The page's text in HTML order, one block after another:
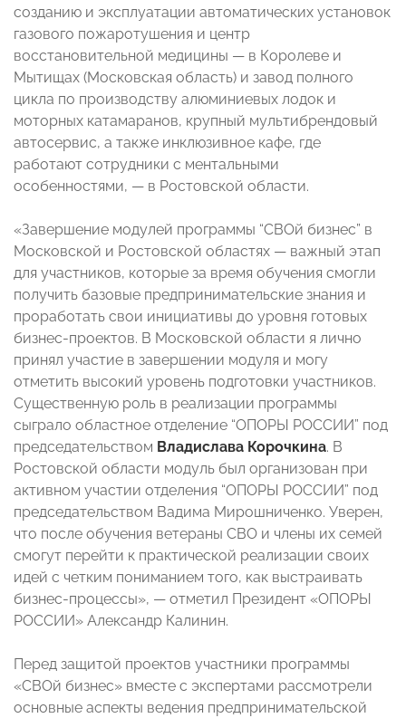
созданию и эксплуатации автоматических установок
газового пожаротушения и центр
восстановительной медицины — в Королеве и
Мытищах (Московская область) и завод полного
цикла по производству алюминиевых лодок и
моторных катамаранов, крупный мультибрендовый
автосервис, а также инклюзивное кафе, где
работают сотрудники с ментальными
особенностями, — в Ростовской области.
«Завершение модулей программы “СВОй бизнес” в
Московской и Ростовской областях — важный этап
для участников, которые за время обучения смогли
получить базовые предпринимательские знания и
проработать свои инициативы до уровня готовых
бизнес-проектов. В Московской области я лично
принял участие в завершении модуля и могу
отметить высокий уровень подготовки участников.
Существенную роль в реализации программы
сыграло областное отделение “ОПОРЫ РОССИИ” под
председательством Владислава Корочкина. В
Ростовской области модуль был организован при
активном участии отделения “ОПОРЫ РОССИИ” под
председательством Вадима Мирошниченко. Уверен,
что после обучения ветераны СВО и члены их семей
смогут перейти к практической реализации своих
идей с четким пониманием того, как выстраивать
бизнес-процессы», — отметил Президент «ОПОРЫ
РОССИИ» Александр Калинин.
Перед защитой проектов участники программы
«СВОй бизнес» вместе с экспертами рассмотрели
основные аспекты ведения предпринимательской